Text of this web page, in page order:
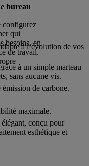
bureau
configurez
qui
besoins, en
de travail.
à l’évolution de vos
à un simple marteau
sans aucune vis.
de carbone.
maximale.
conçu pour
esthétique et